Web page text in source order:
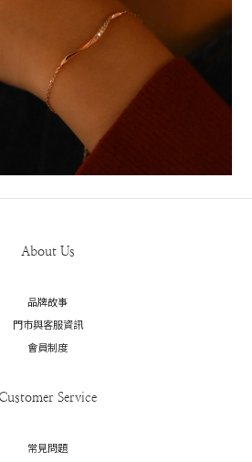
About Us
品牌故事
門市與客服資訊
會員制度
Customer Service
常見問題